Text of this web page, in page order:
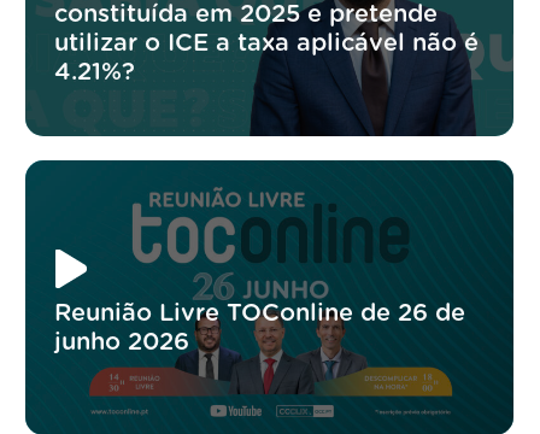
constituída em 2025 e pretende
utilizar o ICE a taxa aplicável não é
4.21%?
Reunião Livre TOConline de 26 de
junho 2026